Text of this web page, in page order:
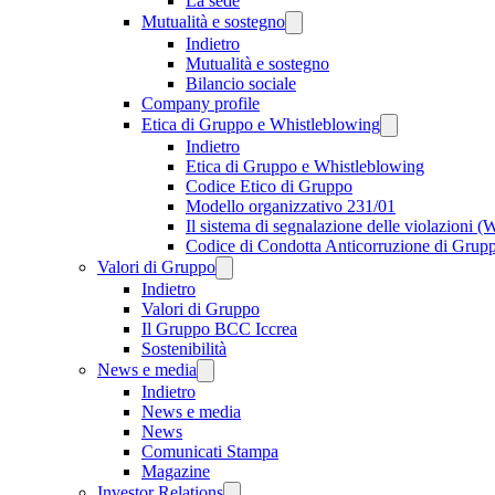
Mutualità e sostegno
Indietro
Mutualità e sostegno
Bilancio sociale
Company profile
Etica di Gruppo e Whistleblowing
Indietro
Etica di Gruppo e Whistleblowing
Codice Etico di Gruppo
Modello organizzativo 231/01
Il sistema di segnalazione delle violazioni
Codice di Condotta Anticorruzione di
Valori di Gruppo
Indietro
Valori di Gruppo
Il Gruppo BCC Iccrea
Sostenibilità
News e media
Indietro
News e media
News
Comunicati Stampa
Magazine